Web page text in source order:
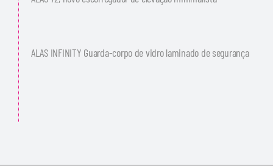
ALAS INFINITY Guarda-corpo de vidro laminado de segurança